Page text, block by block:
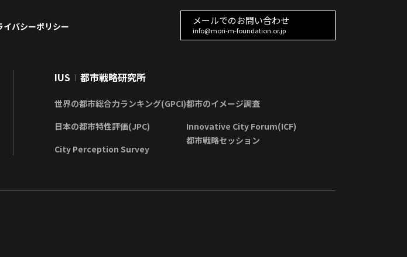
イバシーポリシー メールでのお問い合わせ
info@mori-m-foundation.or.jp
IUS 都市戦略研究所
世界の都市総合力ランキング(GPCI)
日本の都市特性評価(JPC)
City Perception Survey
都市のイメージ調査
Innovative City Forum(ICF)
都市戦略セッション